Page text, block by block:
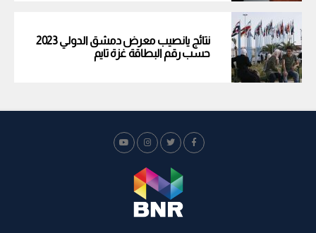
نتائج يانصيب معرض دمشق الدولي 2023
حسب رقم البطاقة غزة تايم